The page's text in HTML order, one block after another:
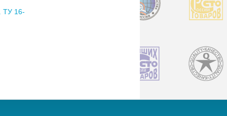
ТУ 16-